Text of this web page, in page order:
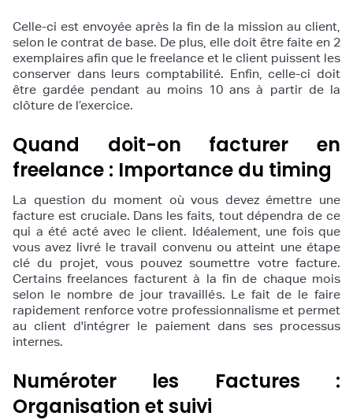
Celle-ci est envoyée après la fin de la mission au client,
selon le contrat de base. De plus, elle doit être faite en 2
exemplaires afin que le freelance et le client puissent les
conserver dans leurs comptabilité. Enfin, celle-ci doit
être gardée pendant au moins 10 ans à partir de la
clôture de l’exercice.
Quand doit-on facturer en
freelance : Importance du timing
La question du moment où vous devez émettre une
facture est cruciale. Dans les faits, tout dépendra de ce
qui a été acté avec le client. Idéalement, une fois que
vous avez livré le travail convenu ou atteint une étape
clé du projet, vous pouvez soumettre votre facture.
Certains freelances facturent à la fin de chaque mois
selon le nombre de jour travaillés. Le fait de le faire
rapidement renforce votre professionnalisme et permet
au client d'intégrer le paiement dans ses processus
internes.
Numéroter les Factures :
Organisation et suivi